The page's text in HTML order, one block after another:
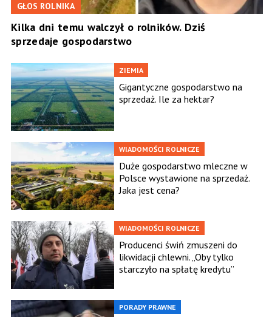
GŁOS ROLNIKA
Kilka dni temu walczył o rolników. Dziś
sprzedaje gospodarstwo
ZIEMIA
Gigantyczne gospodarstwo na
sprzedaż. Ile za hektar?
WIADOMOŚCI ROLNICZE
Duże gospodarstwo mleczne w
Polsce wystawione na sprzedaż.
Jaka jest cena?
WIADOMOŚCI ROLNICZE
Producenci świń zmuszeni do
likwidacji chlewni. „Oby tylko
starczyło na spłatę kredytu”
PORADY PRAWNE